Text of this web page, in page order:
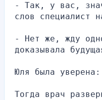
- Так, у вас,
слов специалист
- Нет же, жду
доказывала
Юля была
Тогда врач